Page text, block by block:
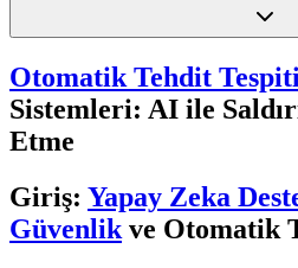
Otomatik Tehdit
Sistemleri: AI ile
Etme
Giriş: Yapay Zeka
Güvenlik ve Otomatik